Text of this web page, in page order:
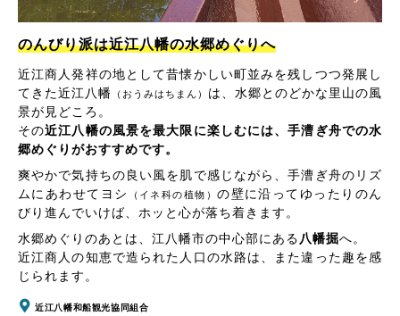
のんびり派は近江八幡の水郷めぐりへ
近江商人発祥の地として昔懐かしい町並みを残しつつ発展し
てきた近江八幡 （おうみはちまん） は、水郷とのどかな里山の風
景が見どころ。
その近江八幡の風景を最大限に楽しむには、手漕ぎ舟での水
郷めぐりがおすすめです。
爽やかで気持ちの良い風を肌で感じながら、手漕ぎ舟のリズ
ムにあわせてヨシ
（イネ科の植物）の壁に沿ってゆったりのん
びり進んでいけば、ホッと心が落ち着きます。
水郷めぐりのあとは、江八幡市の中心部にある八幡掘へ。
近江商人の知恵で造られた人口の水路は、また違った趣を感
じられます。
近江八幡和船観光協同組合